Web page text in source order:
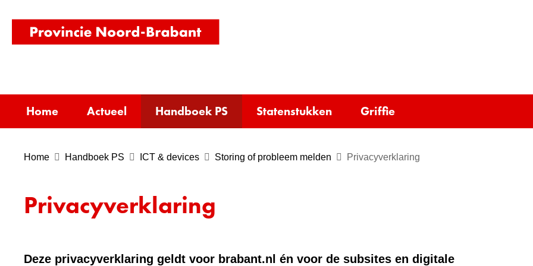
homepage)
Home Actueel Handboek PS Statenstukken Griffie
Home Handboek PS ICT & devices Storing of probleem melden Privacyverklaring
Privacyverklaring
Deze privacyverklaring geldt voor brabant.nl én voor de subsites en digitale